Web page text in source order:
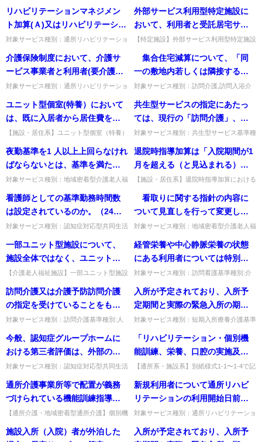
リハビリテーションマネジメン
ト加算(Ａ)又はリハビリテーショ
ンマネジメント加算(Ｂ)は、多職
種協働にて行うリハビリテーシ
ョンのプロセスを評価する加算
とされているが、PT、OT等のリ
ハビリテーション関係職種以外
の者(介護職員等）が直接リハビ
リテーションを行っても良い
か。
対象サービス種別：通所リハビリテーショ
ンマネジメント加算」質問リハビリテーシ
ョンマネジメント加算(Ａ)...
外部サービス利用型特定施設に
おいて、利用者と受託居宅サー
ビス事業者の契約関係はどのよ
うになるか。
【特定施設】外部サービス利用型特定施設
の契約関係。利用者は特定施設事業者と契
約し、受託事業者とは直接の...
介護保険制度において、介護サ
ービス事業者と利用者(要介護認
定を受けた者又はその保護者
等）との間で介護サービスの提
供に伴う次のような契約書を作
成した場合、これらの契約書は
印紙税の課税文書に該当するの
でしょうか。 なお、これらの契
約書は、介護保険制度におい
て、サービス事業者と利用者の
権利・義務を明らかにするため
に作成されるもので、利用者の
て、介護サービス計画に従っ
て、利用者が受けることができ
る(希望する）個々の介護サービ
スの内容及び料金などを定める
ものである。 ①居宅介護支援サ
書類 ③訪問入浴介護サービス契
約書及び付属書類 ④訪問看護サ
ービス契約書及び付属書類 ⑤訪
問リハビリテーションサービス
契約書及び付属書類 ⑥居宅療養
書及び付属書類 ⑧通所リハビリ
対象サービス種別：通所リハビリテーショ
応型通所介護,短期入所生活介護,短期入所
療養介護,福祉用具貸...
集合住宅減算について、「同
一の敷地内若しくは隣接する敷
地内の建物」であっても「サー
ビス提供の効率化につながらな
い場合には、減算を適用すべき
が、具体的にはどのような範囲
を想定しているのか。
対象サービス種別：訪問介護,訪問入浴介
療養管理指導,夜間対応型訪問介護基準種
別:介護報酬「集合住宅...
ユニット型個室(特養）において
は、既に入居者から居住費を徴
収しているところだが、現行の
報酬から切り分けられた居住費
の算定内容についてご教示願い
たい。
【施設・居住系】ユニット型個室（特養）
容。既に自己負担化した12,000円と居住費
全体60,000円の...
共生型サービスの指定にあたっ
ては、現行の「訪問介護」、
「通所介護」、「短期入所生活
介護」として指定するのか。そ
して、「共生型訪問介護」、
「共生型通所介護」、「共生型
短期入所生活介護」として指定
が必要となるのか。それとも
「みなし指定」されるのか。
対象サービス種別：共生型サービス基準種
ついて」質問共生型サービスの指定にあた
っては、現行の「訪問介護...
夜勤基準を1 人以上上回らなけれ
ばならないとは、基準を満たし
た上で、加配分の1 人は同じ人間
が夜勤の時間帯を通じて勤務し
なければならないということ
対象サービス種別：地域密着型介護老人福
加算」質問夜勤基準を1 人以上上回らなけ
ればならないとは、基準を...
退院時指導加算は「入院期間が1
月を超える（と見込まれる）入
院患者」に対して算定できると
されているが、当該入院期間の
取扱いについて
【施設・居住系】退院時指導加算における
療保険病床から介護保険病床へ転床した場
合は通算した入院期間で判断...
看護師としての基準勤務時間数
は設定されているのか。（24時
間オンコールとされているが、
必要とされる場合に勤務すると
対象サービス種別：認知症対応型共同生活
算」質問看護師としての基準勤務時間数は
設定されているのか。（24...
看取りに関する指針の内容に
ついて見直しを行って変更した
場合には、既存の入所者等に対
して、改めて説明を行い、同意
を得る必要があるか。
対象サービス種別：地域密着型介護老人福
加算」の見直し関係」質問 看取りに関す
る指針の内容について見直し...
一部ユニット型施設について、
施設全体ではなく、ユニット部
分と従来型部分それぞれで最低
基準＋4人以上の配置が必要とし
ているのはなぜか。
【介護老人福祉施設】一部ユニット型施設
50人規模と同じ単位数が適用され、部分
定員29人以下も同様。出典...
経管栄養や中心静脈栄養の状態
にある利用者については特別管
理加算（Ⅰ）と特別管理加算
（Ⅱ）のどちらを算定するの
か。
対象サービス種別：訪問看護基準種別:介
心静脈栄養の状態にある利用者については
特別管理加算（Ⅰ）と特別管...
訪問介護又は介護予防訪問介護
の指定を受けていることをもっ
て、同一の事業所が障害者自立
支援法における居宅介護等（居
宅介護、同行援護、行動援護又
は重度訪問介護）の指定を受け
る場合のサービス提供責任者の
配置はどのように取り扱うの
か。
対象サービス種別：訪問介護基準種別:人
介護予防訪問介護の指定を受けていること
をもって、同一の事業所が障...
入所が予定されており、入所予
定期間と実際の緊急入所の期間
が重なっている場合であって
に入所した場合には、７日分算
対象サービス種別：短期入所療養介護基準
急対応加算 」質問入所が予定されてお
り、入所予定期間と実際の緊急...
今般、認知症グループホームに
おける第三者評価は、外部の者
による評価と運営推進会議にお
ける評価のいずれかから受ける
こととされたが、運営推進会議
における評価を実施した場合、
第三者評価及び運営推進会議の
両方を開催したものとして取り
対象サービス種別：認知症対応型共同生活
基準種別:運営基準「運営推進会議を活用
した評価」質問今般、認知症...
「リハビリテーション・個別機
能訓練、栄養、口腔の実施及び
一体的取組について」の別紙様
式1-1〜1-4を用いて利用者の情
報を記録した場合、科学的介護
項目との対応はどうなっている
のか。
【通所系・施設系】別紙様式1-1〜1-4で記
計画書・栄養・口腔・個別機能訓練の各項
目がLIFEの対応...
通所介護事業所等で配置が義務
づけられている機能訓練指導員
に加えて、個別機能訓練加算(Ⅰ)
イ又はロのために専ら機能訓練
指導員の職務に従事する理学療
【通所介護・地域密着型通所介護】個別機
練指導員に加えて別に理学療法士等を配置
新規利用者について通所リハビ
リテーションの利用開始日前に
利用者の居宅を訪問した場合
は、通所リハビリテーションの
算定基準を満たすのか。 また、
対象サービス種別：通所リハビリテーショ
ンマネジメント加算」質問新規利用者につ
施設入所（入院）者が外泊した
入所が予定されており、入所予